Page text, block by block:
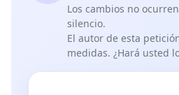
Los cambios no
silencio.
El autor de esta
medidas. ¿Hará usted